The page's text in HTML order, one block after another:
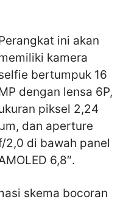
ini akan
kamera
bertumpuk 16
dengan lensa 6P,
piksel 2,24
dan aperture
2,0 di bawah panel
6,8″.
skema bocoran